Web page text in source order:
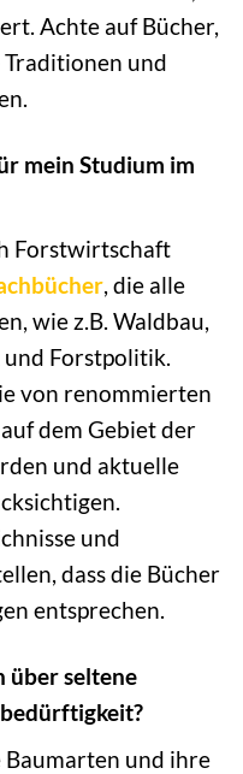
Achte auf Bücher,
und
mein Studium im
Forstwirtschaft
, die alle
wie z.B. Waldbau,
Forstpolitik.
von renommierten
dem Gebiet der
und aktuelle
und
dass die Bücher
entsprechen.
über seltene
und ihre